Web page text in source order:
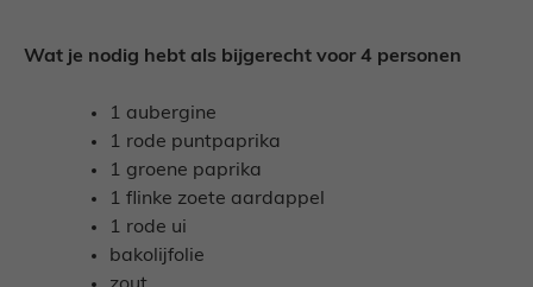
Wat je nodig hebt als bijgerecht voor 4 personen
1 aubergine
1 rode puntpaprika
1 groene paprika
1 flinke zoete aardappel
1 rode ui
bakolijfolie